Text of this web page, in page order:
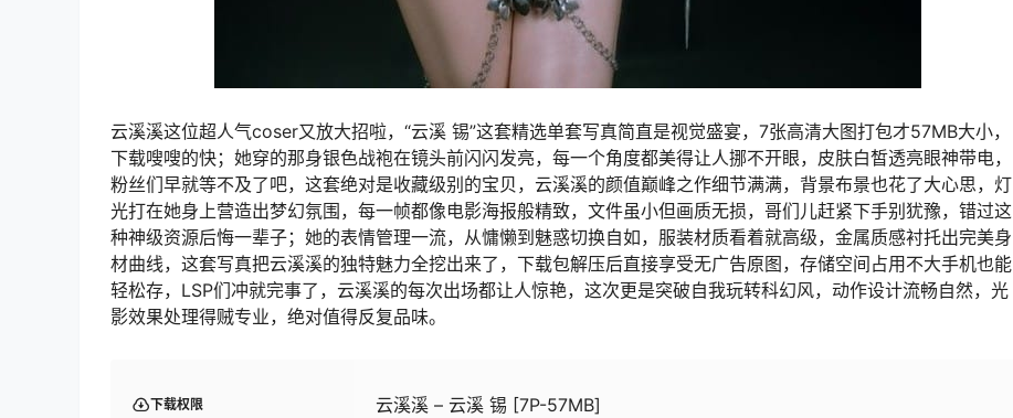
云溪溪这位超人气coser又放大招啦，“云溪 锡”这套精选单套写真简直是视觉盛宴，7张高清大图打包才57MB大小，
下载嗖嗖的快；她穿的那身银色战袍在镜头前闪闪发亮，每一个角度都美得让人挪不开眼，皮肤白皙透亮眼神带电，
粉丝们早就等不及了吧，这套绝对是收藏级别的宝贝，云溪溪的颜值巅峰之作细节满满，背景布景也花了大心思，灯
光打在她身上营造出梦幻氛围，每一帧都像电影海报般精致，文件虽小但画质无损，哥们儿赶紧下手别犹豫，错过这
种神级资源后悔一辈子；她的表情管理一流，从慵懒到魅惑切换自如，服装材质看着就高级，金属质感衬托出完美身
材曲线，这套写真把云溪溪的独特魅力全挖出来了，下载包解压后直接享受无广告原图，存储空间占用不大手机也能
轻松存，LSP们冲就完事了，云溪溪的每次出场都让人惊艳，这次更是突破自我玩转科幻风，动作设计流畅自然，光
影效果处理得贼专业，绝对值得反复品味。
下载权限 云溪溪 – 云溪 锡 [7P-57MB]